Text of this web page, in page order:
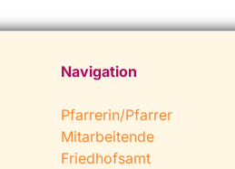
Navigation
Pfarrerin/Pfarrer
Mitarbeitende
Friedhofsamt